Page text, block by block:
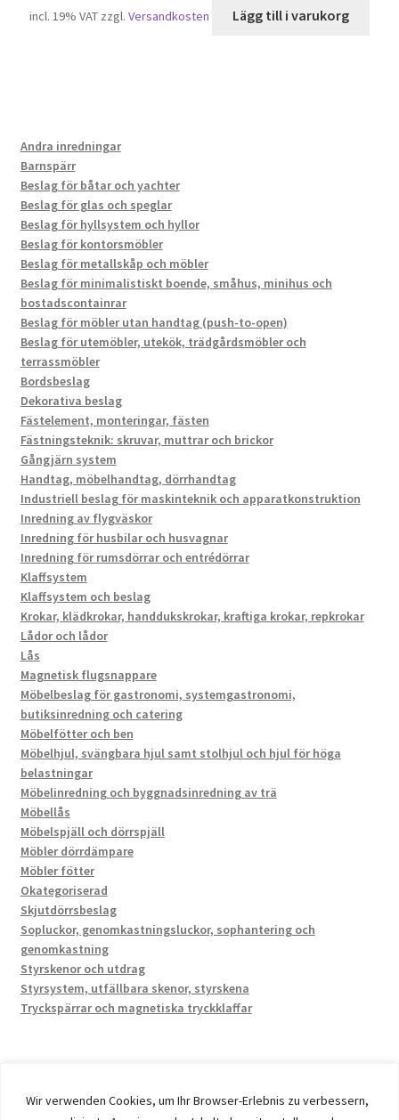
Wir verwenden Cookies, um Ihr Browser-Erlebnis zu verbessern,
incl. 19% VAT zzgl.Versandkosten Lägg till i varukorg
Andra inredningar
Barnspärr
Beslag för båtar och yachter
Beslag för glas och speglar
Beslag för hyllsystem och hyllor
Beslag för kontorsmöbler
Beslag för metallskåp och möbler
Beslag för minimalistiskt boende, småhus, minihus och
bostadscontainrar
Beslag för möbler utan handtag (push-to-open)
Beslag för utemöbler, utekök, trädgårdsmöbler och
terrassmöbler
Bordsbeslag
Dekorativa beslag
Fästelement, monteringar, fästen
Fästningsteknik: skruvar, muttrar och brickor
Gångjärn system
Handtag, möbelhandtag, dörrhandtag
Industriell beslag för maskinteknik och apparatkonstruktion
Inredning av flygväskor
Inredning för husbilar och husvagnar
Inredning för rumsdörrar och entrédörrar
Klaffsystem
Klaffsystem och beslag
Krokar, klädkrokar, handdukskrokar, kraftiga krokar, repkrokar
Lådor och lådor
Lås
Magnetisk flugsnappare
Möbelbeslag för gastronomi, systemgastronomi,
butiksinredning och catering
Möbelfötter och ben
Möbelhjul, svängbara hjul samt stolhjul och hjul för höga
belastningar
Möbelinredning och byggnadsinredning av trä
Möbellås
Möbelspjäll och dörrspjäll
Möbler dörrdämpare
Möbler fötter
Okategoriserad
Skjutdörrsbeslag
Sopluckor, genomkastningsluckor, sophantering och
genomkastning
Styrskenor och utdrag
Styrsystem, utfällbara skenor, styrskena
Tryckspärrar och magnetiska tryckklaffar